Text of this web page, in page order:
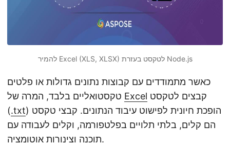
להמיר Excel (XLS, XLSX) לטקסט בעזרת Node.js
כאשר מתמודדים עם קבוצות נתונים גדולות או פלטים
Excel
(.txt) הופכת חיונית לפישוט עיבוד הנתונים. קבצי טקסט
הם קלים, בלתי תלויים בפלטפורמה, וקלים לעבודה עם
תוכנה וצינורות אוטומציה.